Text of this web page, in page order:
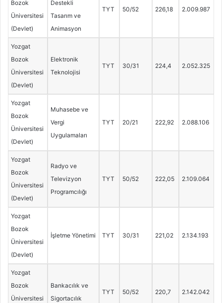
Bozok
Üniversitesi
(Devlet)
Destekli
Tasarım ve
Animasyon
TYT 50/52 226,18 2.009.987
Yozgat
Bozok
Üniversitesi
(Devlet)
Elektronik
Teknolojisi
TYT 30/31 224,4 2.052.325
Yozgat
Bozok
Üniversitesi
(Devlet)
Muhasebe ve
Vergi
Uygulamaları
TYT 20/21 222,92 2.088.106
Yozgat
Bozok
Üniversitesi
(Devlet)
Radyo ve
Televizyon
Programcılığı
TYT 50/52 222,05 2.109.064
Yozgat
Bozok
Üniversitesi
(Devlet)
İşletme Yönetimi TYT 30/31 221,02 2.134.193
Yozgat
Bozok
Üniversitesi
Bankacılık ve
Sigortacılık
TYT 50/52 220,7 2.142.042